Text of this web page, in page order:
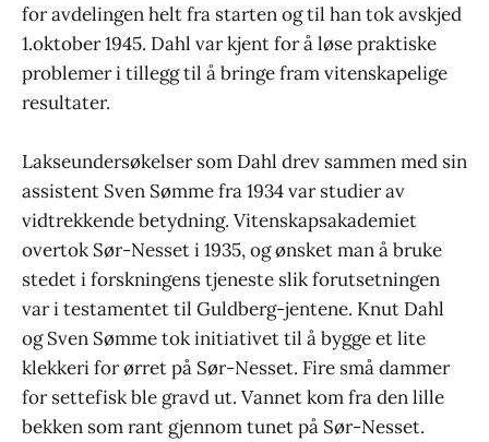
for avdelingen helt fra starten og til han tok avskjed
1.oktober 1945. Dahl var kjent for å løse praktiske
problemer i tillegg til å bringe fram vitenskapelige
resultater.
Lakseundersøkelser som Dahl drev sammen med sin
assistent Sven Sømme fra 1934 var studier av
vidtrekkende betydning. Vitenskapsakademiet
overtok Sør-Nesset i 1935, og ønsket man å bruke
stedet i forskningens tjeneste slik forutsetningen
var i testamentet til Guldberg-jentene. Knut Dahl
og Sven Sømme tok initiativet til å bygge et lite
klekkeri for ørret på Sør-Nesset. Fire små dammer
for settefisk ble gravd ut. Vannet kom fra den lille
bekken som rant gjennom tunet på Sør-Nesset.